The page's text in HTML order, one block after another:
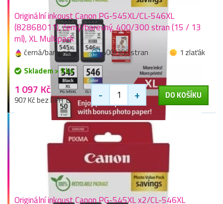
Originální inkoust Canon PG-545XL/CL-546XL
(8286B011), černý/barevný, 400/300 stran (15 / 13
ml), XL Multipack
černá/barevná 400/300 stran
1 zlaťák
Skladem > 9 ks
1 097 Kč
907 Kč bez DPH - + DO KOŠÍKU
Originální inkoust Canon PG-545XL x2/CL-546XL